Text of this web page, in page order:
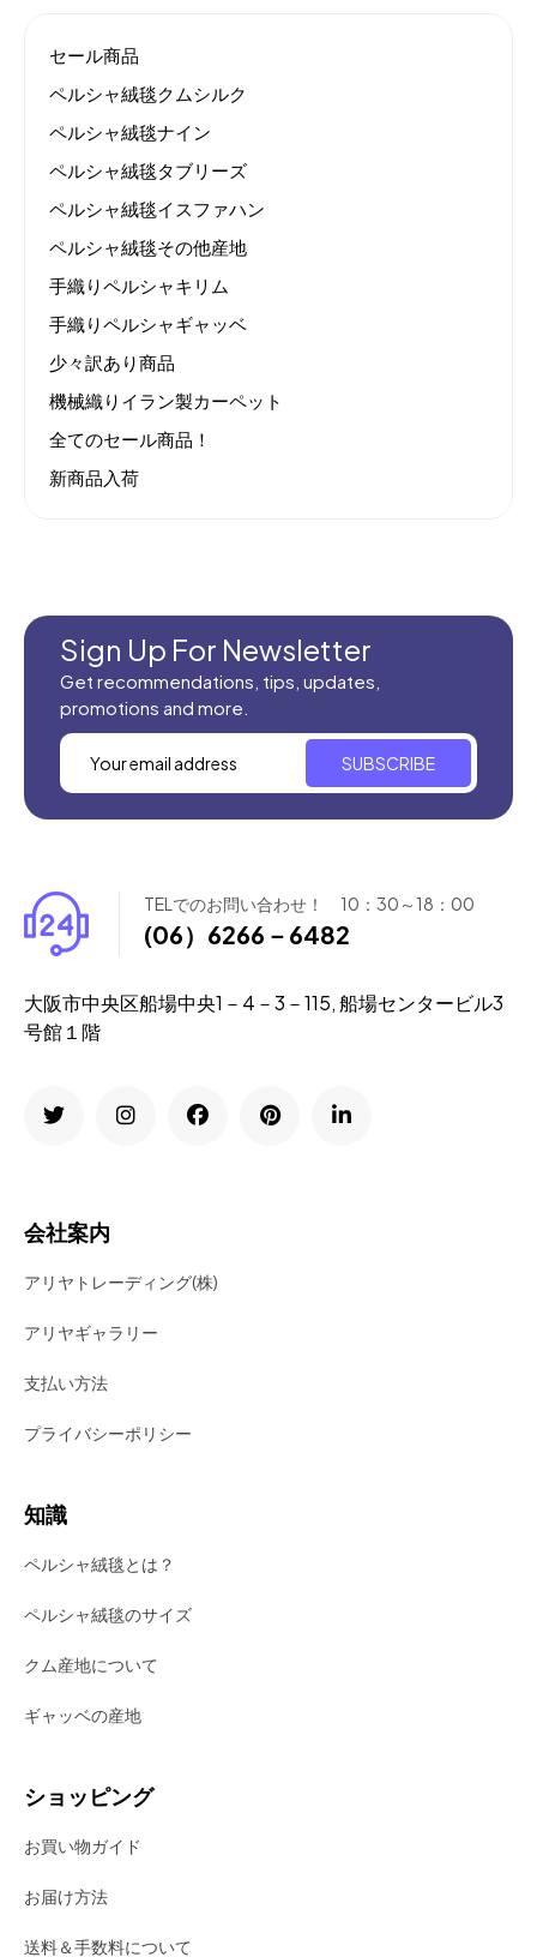
セール商品
ペルシャ絨毯クムシルク
ペルシャ絨毯ナイン
ペルシャ絨毯タブリーズ
ペルシャ絨毯イスファハン
ペルシャ絨毯その他産地
手織りペルシャキリム
手織りペルシャギャッベ
少々訳あり商品
機械織りイラン製カーペット
全てのセール商品！
新商品入荷
Sign Up For Newsletter
Get recommendations, tips, updates,
promotions and more.
SUBSCRIBE
TELでのお問い合わせ！ 10：30～18：00
(06）6266－6482
大阪市中央区船場中央1－4－3－115, 船場センタービル3
号館１階
会社案内
アリヤトレーディング(株)
アリヤギャラリー
支払い方法
プライバシーポリシー
知識
ペルシャ絨毯とは？
ペルシャ絨毯のサイズ
クム産地について
ギャッベの産地
ショッピング
お買い物ガイド
お届け方法
送料＆手数料について